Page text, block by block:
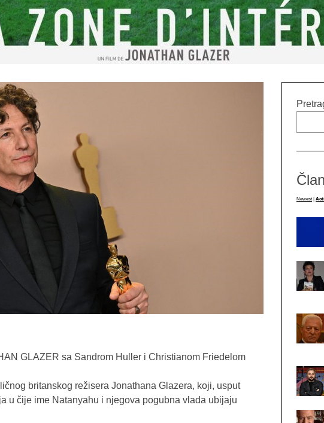
GLAZER sa Sandrom Huller i Christianom Friedelom
britanskog režisera Jonathana Glazera, koji, usput
u čije ime Natanyahu i njegova pogubna vlada ubijaju
Newest